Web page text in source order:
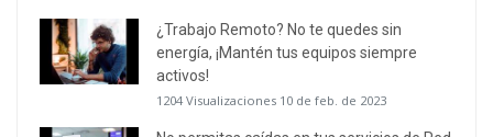
¿Trabajo Remoto? No te quedes sin
energía, ¡Mantén tus equipos siempre
activos!
1204 Visualizaciones 10 de feb. de 2023